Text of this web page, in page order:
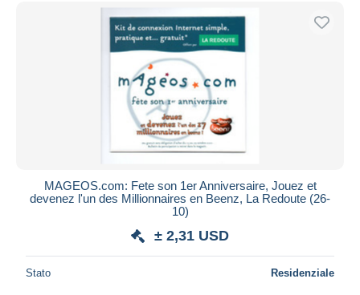
MAGEOS.com: Fete son 1er Anniversaire, Jouez et
devenez l'un des Millionnaires en Beenz, La Redoute (26-
10)
± 2,31 USD
Stato Residenziale